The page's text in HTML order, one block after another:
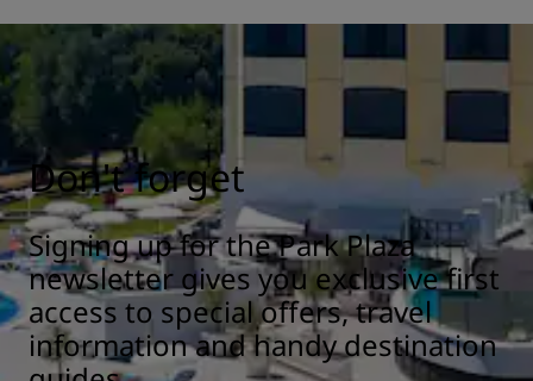
Don't forget
Signing up for the Park Plaza
newsletter gives you exclusive first
access to special offers, travel
information and handy destination